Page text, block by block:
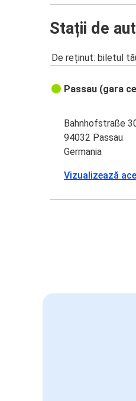
Stații de
De reținut: biletul
Passau (gara
Bahnhofstraße
94032 Passau
Germania
Vizualizează